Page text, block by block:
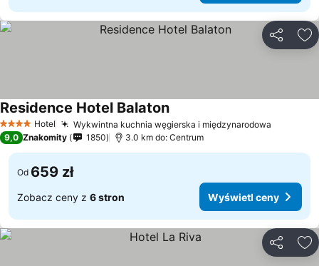
4 KategoriaHotel Wykwintna kuchnia węgierska i międzynarodowa
Residence Hotel Balaton
9,0 Znakomity 1850 3.0 km do: Centrum
Od 659 zł
Zobacz ceny z 6 stron Wyświetl ceny